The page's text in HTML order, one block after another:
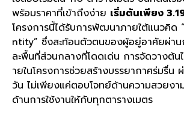
พร้อมราคาที่เข้าถึงง่าย เริ่มต้นเพียง
โครงการนี้ได้รับการพัฒนาภายใต้แนวคิด
ntity” ซึ่งสะท้อนตัวตนของผู้อยู่อาศัยผ่า
ละพื้นที่ส่วนกลางที่โดดเด่น การจัดวางต้น
ายในโครงการช่วยสร้างบรรยากาศร่มรื่
วัน ไม่เพียงแค่ตอบโจทย์ด้านความสวยง
ด้านการใช้งานให้กับทุกตารางเมตร